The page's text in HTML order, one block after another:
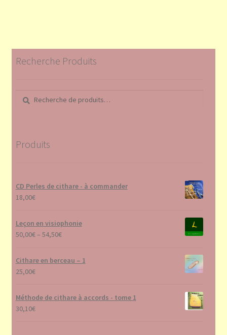
Recherche Produits
Recherche
pour :
Recherche
Produits
CD Perles de cithare - à commander
18,00€
Leçon en visiophonie
50,00€– 54,50€
Cithare en berceau – 1
25,00€
Méthode de cithare à accords - tome 1
30,10€